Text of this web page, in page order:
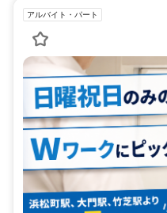
アルバイト・パート